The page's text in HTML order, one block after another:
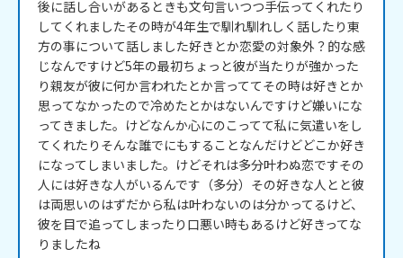
後に話し合いがあるときも文句言いつつ手伝ってくれたり
してくれましたその時が4年生で馴れ馴れしく話したり東
方の事について話しました好きとか恋愛の対象外？的な感
じなんですけど5年の最初ちょっと彼が当たりが強かった
り親友が彼に何か言われたとか言っててその時は好きとか
思ってなかったので冷めたとかはないんですけど嫌いにな
ってきました。けどなんか心にのこってて私に気遣いをし
てくれたりそんな誰でにもすることなんだけどどこか好き
になってしまいました。けどそれは多分叶わぬ恋ですその
人には好きな人がいるんです（多分）その好きな人とと彼
は両思いのはずだから私は叶わないのは分かってるけど、
彼を目で追ってしまったり口悪い時もあるけど好きってな
りましたね